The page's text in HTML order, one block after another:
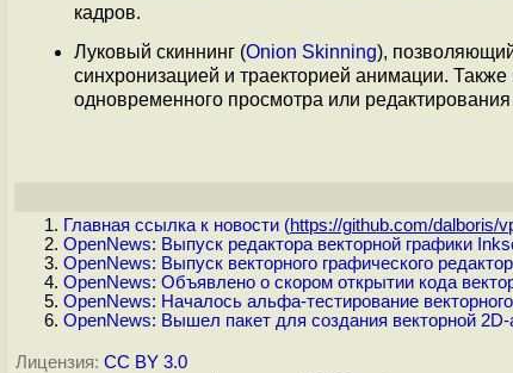
кадров.
Луковый скиннинг (Onion Skinning),
синхронизацией и траекторией анимации.
одновременного просмотра или
Главная ссылка к новости (https://github.com/dalboris/
OpenNews: Выпуск редактора векторной графики
OpenNews: Выпуск векторного графического
OpenNews: Объявлено о скором открытии кода
OpenNews: Началось альфа-тестирование
OpenNews: Вышел пакет для создания векторной
Лицензия: CC BY 3.0